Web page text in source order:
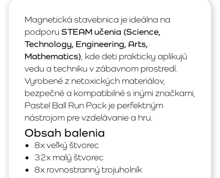
Magnetická stavebnica je ideálna na
podporu STEAM učenia (Science,
Technology, Engineering, Arts,
Mathematics) , kde deti prakticky aplikujú
vedu a techniku v zábavnom prostredí.
Vyrobené z netoxických materiálov,
bezpečné a kompatibilné s inými značkami,
Pastel Ball Run Pack je perfektným
nástrojom pre vzdelávanie a hru.
Obsah balenia
8x veľký štvorec
32x malý štvorec
8x rovnostranný trojuholník